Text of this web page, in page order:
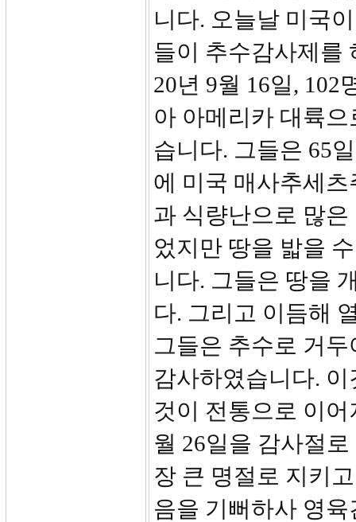
니다. 오늘날 미국
들이 추수감사제를
20년 9월 16일, 102
아 아메리카 대륙
습니다. 그들은 65
에 미국 매사추세
과 식량난으로 많
었지만 땅을 밟을
니다. 그들은 땅을
다. 그리고 이듬해
그들은 추수로 거
감사하였습니다.
것이 전통으로 이
월 26일을 감사절
장 큰 명절로 지키
음을 기뻐하사 영